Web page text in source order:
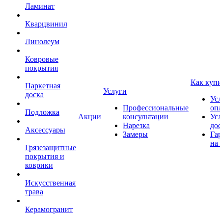
Ламинат
Кварцвинил
Линолеум
Ковровые
покрытия
Паркетная
доска
Подложка
Аксессуары
Грязезащитные
покрытия и
коврики
Искусственная
трава
Керамогранит
Акции
Услуги
Профессиональные
консультации
Нарезка
Замеры
Как
на